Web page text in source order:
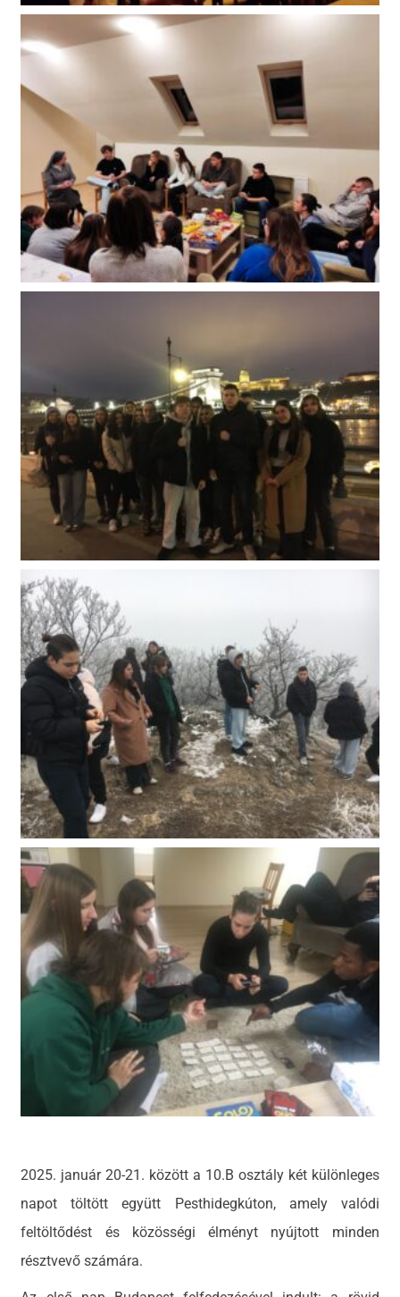
2025. január 20-21. között a 10.B osztály két különleges
napot töltött együtt Pesthidegkúton, amely valódi
feltöltődést és közösségi élményt nyújtott minden
résztvevő számára.